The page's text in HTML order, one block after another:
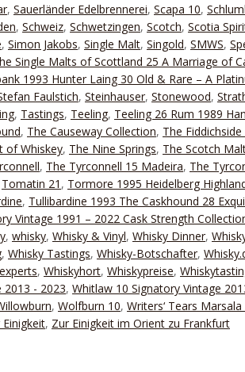
, Sauerländer Edelbrennerei, Scapa 10,
, Schweiz, Schwetzingen, Scotch, Scotia
, Simon Jakobs, Single Malt, Singold, SMWS,
Single Malts of Scottland 25 A Marriage of
1993 Hunter Laing 30 Old & Rare – A
Faulstich, Steinhauser, Stonewood,
, Tastings, Teeling, Teeling 26 Rum 1989
, The Causeway Collection, The
of Whiskey, The Nine Springs, The Scotch
, The Tyrconnell 15 Madeira, The
Tomatin 21 , Tormore 1995 Heidelberg
, Tullibardine 1993 The Caskhound 28
Vintage 1991 – 2022 Cask Strength
, whisky, Whisky & Vinyl, Whisky Dinner,
, Whisky Tastings, Whisky-Botschafter,
, Whiskyhort, Whiskypreise,
2013 - 2023, Whitlaw 10 Signatory Vintage
, Wolfburn 10, Writers‘ Tears
Einigkeit, Zur Einigkeit im Orient zu Frankfurt